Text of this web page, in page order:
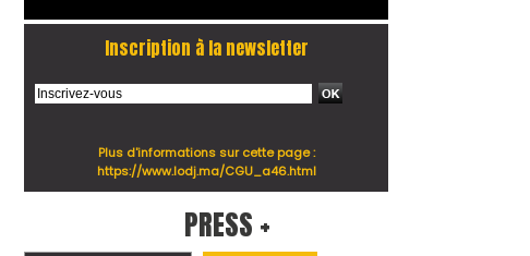
Inscription à la newsletter
Plus d'informations sur cette page :
https://www.lodj.ma/CGU_a46.html
PRESS +